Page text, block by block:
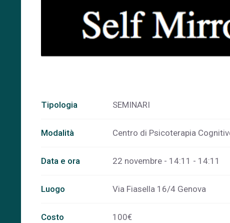
Tipologia SEMINARI
Modalità Centro di Psicoterapia
Data e ora 22 novembre - 14:11 - 14:11
Luogo Via Fiasella 16/4 Genova
Costo 100€